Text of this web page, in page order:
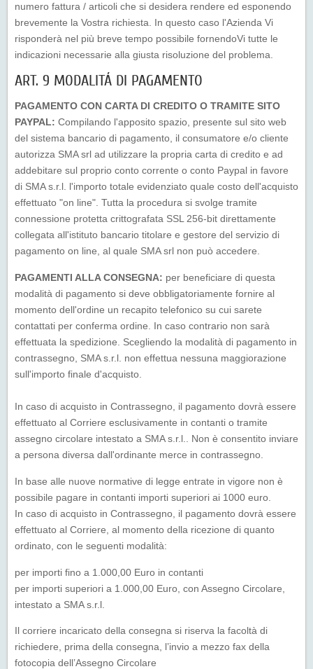
numero fattura / articoli che si desidera rendere ed esponendo
brevemente la Vostra richiesta. In questo caso l'Azienda Vi
risponderà nel più breve tempo possibile fornendoVi tutte le
indicazioni necessarie alla giusta risoluzione del problema.
ART. 9 MODALITÁ DI PAGAMENTO
PAGAMENTO CON CARTA DI CREDITO O TRAMITE SITO
PAYPAL: Compilando l'apposito spazio, presente sul sito web
del sistema bancario di pagamento, il consumatore e/o cliente
autorizza SMA srl ad utilizzare la propria carta di credito e ad
addebitare sul proprio conto corrente o conto Paypal in favore
di SMA s.r.l. l'importo totale evidenziato quale costo dell'acquisto
effettuato "on line". Tutta la procedura si svolge tramite
connessione protetta crittografata SSL 256-bit direttamente
collegata all'istituto bancario titolare e gestore del servizio di
pagamento on line, al quale SMA srl non può accedere.
PAGAMENTI ALLA CONSEGNA: per beneficiare di questa
modalità di pagamento si deve obbligatoriamente fornire al
momento dell'ordine un recapito telefonico su cui sarete
contattati per conferma ordine. In caso contrario non sarà
effettuata la spedizione. Scegliendo la modalità di pagamento in
contrassegno, SMA s.r.l. non effettua nessuna maggiorazione
sull'importo finale d'acquisto.
In caso di acquisto in Contrassegno, il pagamento dovrà essere
effettuato al Corriere esclusivamente in contanti o tramite
assegno circolare intestato a SMA s.r.l.. Non è consentito inviare
a persona diversa dall'ordinante merce in contrassegno.
In base alle nuove normative di legge entrate in vigore non è
possibile pagare in contanti importi superiori ai 1000 euro.
In caso di acquisto in Contrassegno, il pagamento dovrà essere
effettuato al Corriere, al momento della ricezione di quanto
ordinato, con le seguenti modalità:
per importi fino a 1.000,00 Euro in contanti
per importi superiori a 1.000,00 Euro, con Assegno Circolare,
intestato a SMA s.r.l.
Il corriere incaricato della consegna si riserva la facoltà di
richiedere, prima della consegna, l’invio a mezzo fax della
fotocopia dell’Assegno Circolare